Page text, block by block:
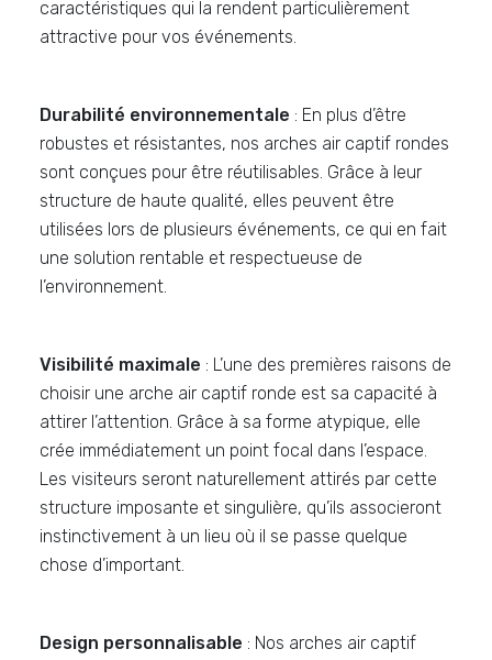
caractéristiques qui la rendent particulièrement
attractive pour vos événements.
Durabilité environnementale : En plus d’être
robustes et résistantes, nos arches air captif rondes
sont conçues pour être réutilisables. Grâce à leur
structure de haute qualité, elles peuvent être
utilisées lors de plusieurs événements, ce qui en fait
une solution rentable et respectueuse de
l’environnement.
Visibilité maximale : L’une des premières raisons de
choisir une arche air captif ronde est sa capacité à
attirer l’attention. Grâce à sa forme atypique, elle
crée immédiatement un point focal dans l’espace.
Les visiteurs seront naturellement attirés par cette
structure imposante et singulière, qu’ils associeront
instinctivement à un lieu où il se passe quelque
chose d’important.
Design personnalisable : Nos arches air captif